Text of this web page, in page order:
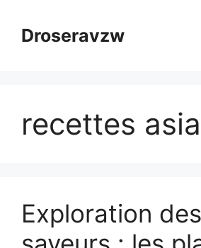
contenuDroseravzw
recettes
Exploration des